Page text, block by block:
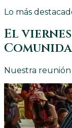
Lo más
El
Nuestra